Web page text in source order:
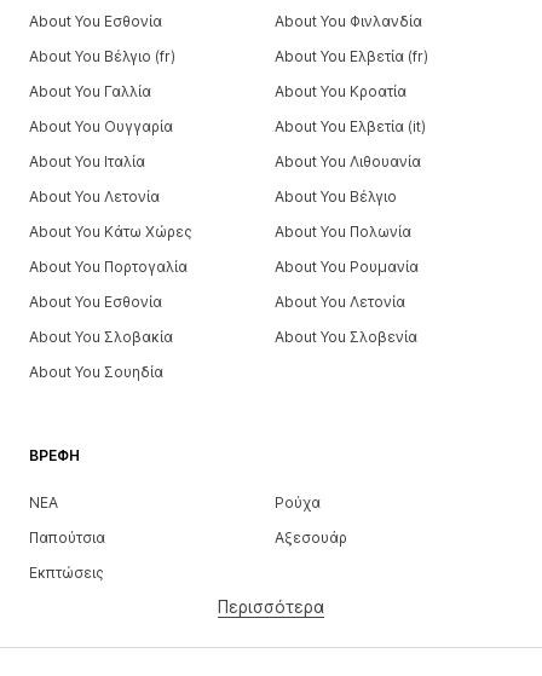
ΒΡΈΦΗ
ΝΕΑ
Ρούχα
Παπούτσια
Αξεσουάρ
Εκπτώσεις
Περισσότερα
About You Εσθονία
About You Φινλανδία
About You Βέλγιο (fr)
About You Ελβετία (fr)
About You Γαλλία
About You Κροατία
About You Ουγγαρία
About You Ελβετία (it)
About You Ιταλία
About You Λιθουανία
About You Λετονία
About You Βέλγιο
About You Κάτω Χώρες
About You Πολωνία
About You Πορτογαλία
About You Ρουμανία
About You Εσθονία
About You Λετονία
About You Σλοβακία
About You Σλοβενία
About You Σουηδία